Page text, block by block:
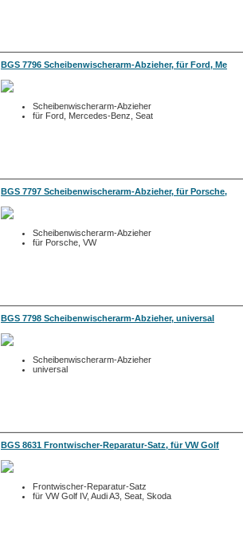
BGS 7796 Scheibenwischerarm-Abzieher, für Ford, Me
Scheibenwischerarm-Abzieher
für Ford, Mercedes-Benz, Seat
BGS 7797 Scheibenwischerarm-Abzieher, für Porsche,
Scheibenwischerarm-Abzieher
für Porsche, VW
BGS 7798 Scheibenwischerarm-Abzieher, universal
Scheibenwischerarm-Abzieher
universal
BGS 8631 Frontwischer-Reparatur-Satz, für VW Golf
Frontwischer-Reparatur-Satz
für VW Golf IV, Audi A3, Seat, Skoda